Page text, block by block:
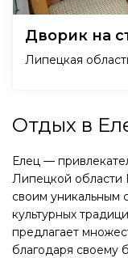
Дворик на
Липецкая
Отдых в
Елец —
Липецкой области
своим уникальным
культурных
предлагает
благодаря своему